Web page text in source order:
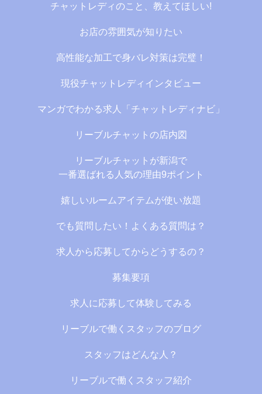
チャットレディのこと、教えてほしい!
お店の雰囲気が知りたい
高性能な加工で身バレ対策は完璧！
現役チャットレディインタビュー
マンガでわかる求人「チャットレディナビ」
リーブルチャットの店内図
リーブルチャットが新潟で
一番選ばれる人気の理由9ポイント
嬉しいルームアイテムが使い放題
でも質問したい！よくある質問は？
求人から応募してからどうするの？
募集要項
求人に応募して体験してみる
リーブルで働くスタッフのブログ
スタッフはどんな人？
リーブルで働くスタッフ紹介